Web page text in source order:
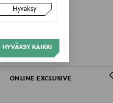
Hyväksy
HYVÄKSY KAIKKI
ONLINE EXCLUSIVE